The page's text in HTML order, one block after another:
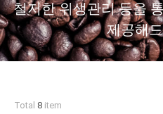
철저한 위생관리 등을
제공해
Total 8 item